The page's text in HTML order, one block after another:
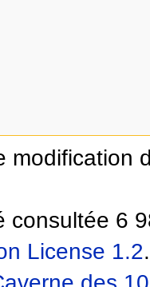
modification
consultée 6
License 1.2.